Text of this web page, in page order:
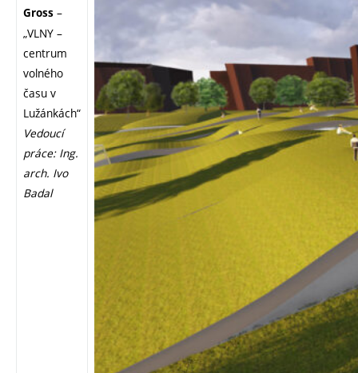
Gross –
„VLNY –
centrum
volného
času v
Lužánkách“
Vedoucí
práce: Ing.
arch. Ivo
Badal